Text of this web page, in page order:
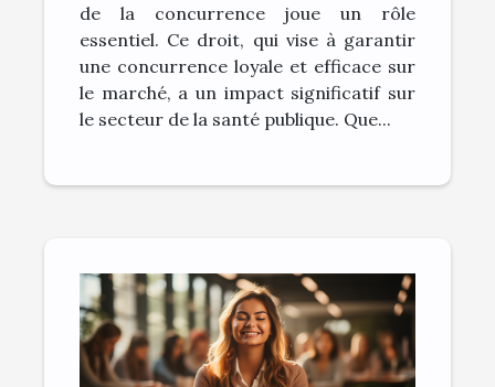
de la concurrence joue un rôle
essentiel. Ce droit, qui vise à garantir
une concurrence loyale et efficace sur
le marché, a un impact significatif sur
le secteur de la santé publique. Que...